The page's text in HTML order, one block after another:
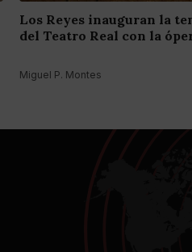
Los Reyes inauguran la
del Teatro Real con la
Miguel P. Montes